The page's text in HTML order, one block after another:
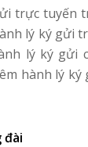
trực tuyến
lý ký gửi
lý ký gửi
hành lý
đài